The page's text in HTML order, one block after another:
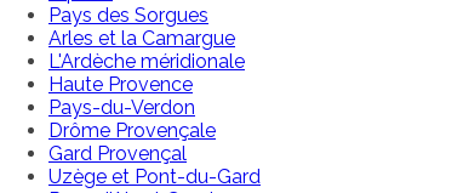
Pays des Sorgues
Arles et la Camargue
L'Ardèche méridionale
Haute Provence
Pays-du-Verdon
Drôme Provençale
Gard Provençal
Uzège et Pont-du-Gard